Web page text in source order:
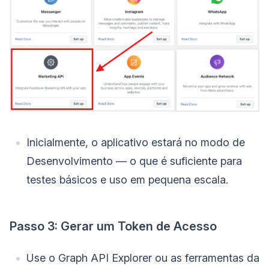
Inicialmente, o aplicativo estará no modo de
Desenvolvimento — o que é suficiente para
testes básicos e uso em pequena escala.
Passo 3: Gerar um Token de Acesso
Use o Graph API Explorer ou as ferramentas da